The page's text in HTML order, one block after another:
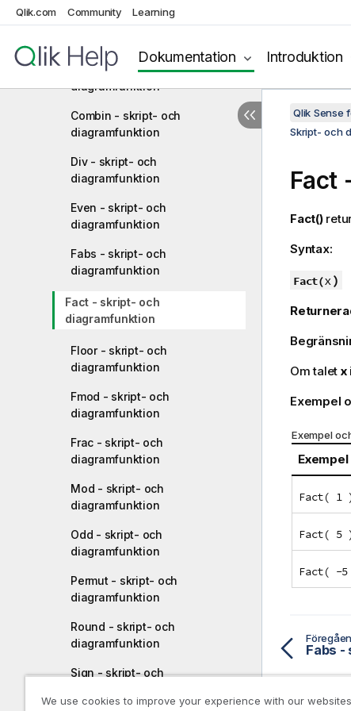
Qlik.com Community Learning
Dokumentation Introduktion
BitCount - skript- och
Ceil - skript- och
diagramfunktion
Combin - skript- och
diagramfunktion
Div - skript- och
diagramfunktion
Even - skript- och
diagramfunktion
Fabs - skript- och
diagramfunktion
Fact - skript- och
diagramfunktion
Floor - skript- och
diagramfunktion
Fmod - skript- och
diagramfunktion
Frac - skript- och
diagramfunktion
Mod - skript- och
diagramfunktion
Odd - skript- och
diagramfunktion
Permut - skript- och
diagramfunktion
Round - skript- och
diagramfunktion
Sign - skript- och
Qlik Sense
Skript- och
Fact
Fact()
Syntax:
Fact(x)
Om talet x
Exempel
Exempel
Exempel
Fact( 1
Fact( 5
Fact( -
Fabs -
We use cookies to improve your experience with our